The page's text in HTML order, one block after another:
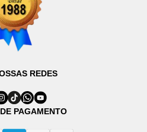
REDES
PAGAMENTO